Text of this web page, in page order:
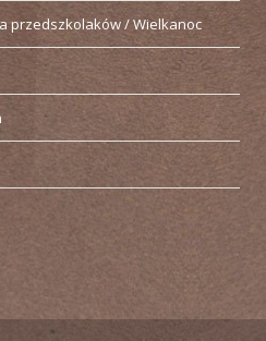
przedszkolaków / Wielkanoc